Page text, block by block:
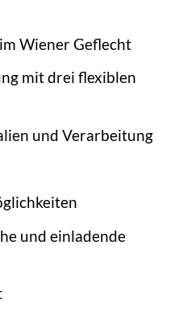
Wiener Geflecht
mit drei flexiblen
und Verarbeitung
und einladende